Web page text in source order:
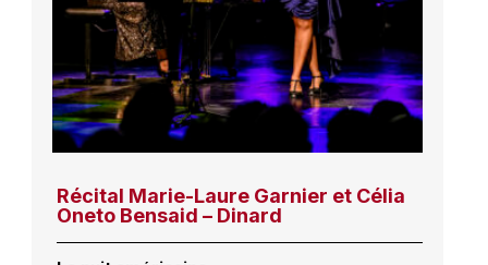
Récital Marie-Laure Garnier et Célia
Oneto Bensaid – Dinard